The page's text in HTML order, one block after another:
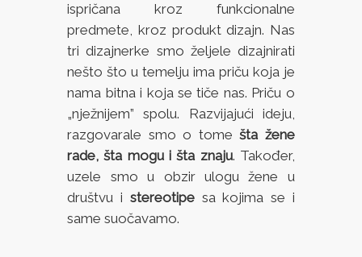
ispričana kroz funkcionalne
predmete, kroz produkt dizajn. Nas
tri dizajnerke smo željele dizajnirati
nešto što u temelju ima priču koja je
nama bitna i koja se tiče nas. Priču o
„nježnijem” spolu. Razvijajući ideju,
razgovarale smo o tomešta žene
rade, šta mogu i šta znaju. Također,
uzele smo u obzir ulogu žene u
društvu i stereotipesa kojima se i
same suočavamo.